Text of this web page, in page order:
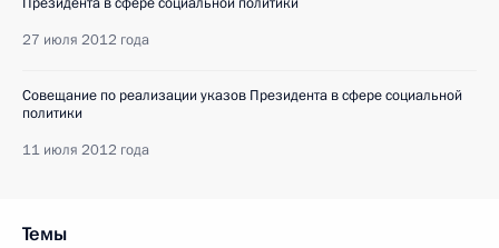
27 июля 2012 года
Совещание по реализации указов Президента в сфере социальной
политики
11 июля 2012 года
Темы